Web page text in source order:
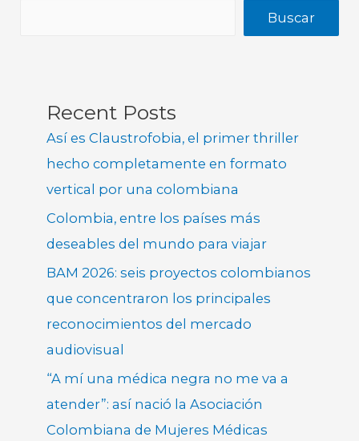
Buscar
Recent Posts
Así es Claustrofobia, el primer thriller
hecho completamente en formato
vertical por una colombiana
Colombia, entre los países más
deseables del mundo para viajar
BAM 2026: seis proyectos colombianos
que concentraron los principales
reconocimientos del mercado
audiovisual
“A mí una médica negra no me va a
atender”: así nació la Asociación
Colombiana de Mujeres Médicas